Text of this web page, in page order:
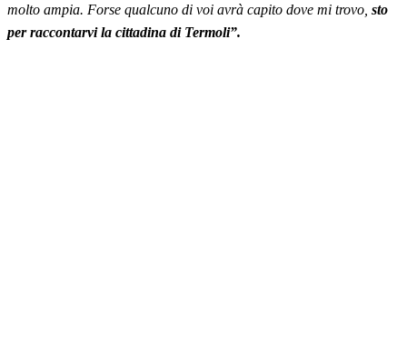
molto ampia. Forse qualcuno di voi avrà capito dove mi trovo, sto
per raccontarvi la cittadina di Termoli”.